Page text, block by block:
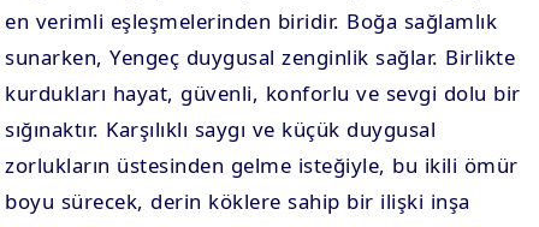
en verimli eşleşmelerinden biridir. Boğa sağlamlık
sunarken, Yengeç duygusal zenginlik sağlar. Birlikte
kurdukları hayat, güvenli, konforlu ve sevgi dolu bir
sığınaktır. Karşılıklı saygı ve küçük duygusal
zorlukların üstesinden gelme isteğiyle, bu ikili ömür
boyu sürecek, derin köklere sahip bir ilişki inşa